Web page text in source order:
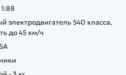
электродвигатель 540 класса,
до 45 км/ч